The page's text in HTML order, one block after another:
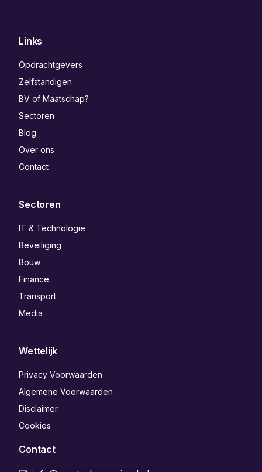
Links
Opdrachtgevers
Zelfstandigen
BV of Maatschap?
Sectoren
Blog
Over ons
Contact
Sectoren
IT & Technologie
Beveiliging
Bouw
Finance
Transport
Media
Wettelijk
Privacy Voorwaarden
Algemene Voorwaarden
Disclaimer
Cookies
Contact